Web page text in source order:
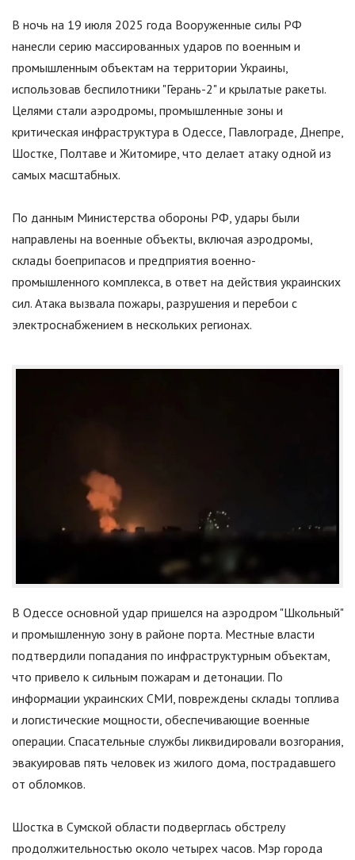
В ночь на 19 июля 2025 года Вооруженные силы РФ
нанесли серию массированных ударов по военным и
промышленным объектам на территории Украины,
использовав беспилотники "Герань-2"и крылатые ракеты.
Целями стали аэродромы, промышленные зоны и
критическая инфраструктура в Одессе, Павлограде, Днепре,
Шостке, Полтаве и Житомире, что делает атаку одной из
самых масштабных.
По данным Министерства обороны РФ, удары были
направлены на военные объекты, включая аэродромы,
склады боеприпасов и предприятия военно-
промышленного комплекса, в ответ на действия украинских
сил. Атака вызвала пожары, разрушения и перебои с
электроснабжением в нескольких регионах.
В Одессе основной удар пришелся на аэродром "Школьный"
и промышленную зону в районе порта. Местные власти
подтвердили попадания по инфраструктурным объектам,
что привело к сильным пожарам и детонации. По
информации украинских СМИ, повреждены склады топлива
и логистические мощности, обеспечивающие военные
операции. Спасательные службы ликвидировали возгорания,
эвакуировав пять человек из жилого дома, пострадавшего
от обломков.
Шостка в Сумской области подверглась обстрелу
продолжительностью около четырех часов. Мэр города